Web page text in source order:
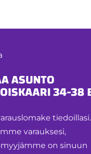
ASUNTO
34-38
tiedoillasi.
varauksesi,
on sinuun